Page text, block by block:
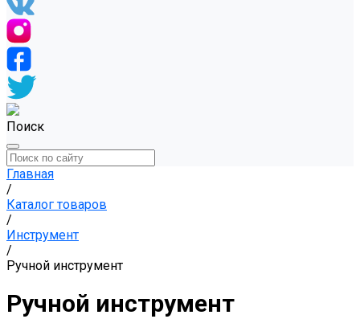
Поиск
Главная
/
Каталог товаров
/
Инструмент
/
Ручной инструмент
Ручной инструмент